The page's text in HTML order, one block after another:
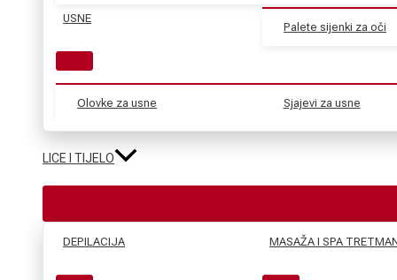
USNE
Olovke za usne Sjajevi za usne
Palete sijenki za oči
LICE I TIJELO
DEPILACIJA MASAŽA I SPA